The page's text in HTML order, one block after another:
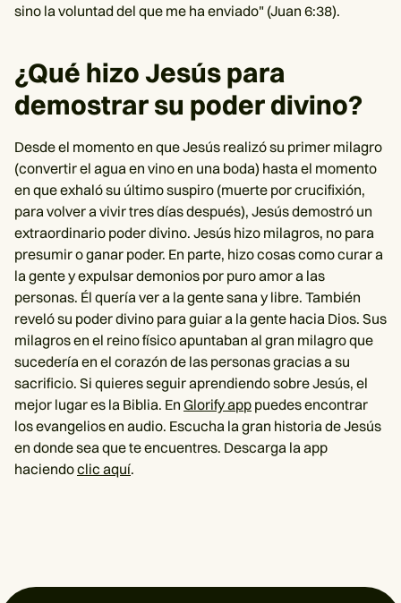
sino la voluntad del que me ha enviado" (Juan 6:38).
¿Qué hizo Jesús para
demostrar su poder divino?
Desde el momento en que Jesús realizó su primer milagro
(convertir el agua en vino en una boda) hasta el momento
en que exhaló su último suspiro (muerte por crucifixión,
para volver a vivir tres días después), Jesús demostró un
extraordinario poder divino. Jesús hizo milagros, no para
presumir o ganar poder. En parte, hizo cosas como curar a
la gente y expulsar demonios por puro amor a las
personas. Él quería ver a la gente sana y libre. También
reveló su poder divino para guiar a la gente hacia Dios. Sus
milagros en el reino físico apuntaban al gran milagro que
sucedería en el corazón de las personas gracias a su
sacrificio. Si quieres seguir aprendiendo sobre Jesús, el
mejor lugar es la Biblia. En Glorify app puedes encontrar
los evangelios en audio. Escucha la gran historia de Jesús
en donde sea que te encuentres. Descarga la app
haciendoclic aquí.